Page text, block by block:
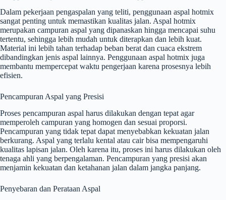
Dalam pekerjaan pengaspalan yang teliti, penggunaan aspal hotmix
sangat penting untuk memastikan kualitas jalan. Aspal hotmix
merupakan campuran aspal yang dipanaskan hingga mencapai suhu
tertentu, sehingga lebih mudah untuk diterapkan dan lebih kuat.
Material ini lebih tahan terhadap beban berat dan cuaca ekstrem
dibandingkan jenis aspal lainnya. Penggunaan aspal hotmix juga
membantu mempercepat waktu pengerjaan karena prosesnya lebih
efisien.
Pencampuran Aspal yang Presisi
Proses pencampuran aspal harus dilakukan dengan tepat agar
memperoleh campuran yang homogen dan sesuai proporsi.
Pencampuran yang tidak tepat dapat menyebabkan kekuatan jalan
berkurang. Aspal yang terlalu kental atau cair bisa mempengaruhi
kualitas lapisan jalan. Oleh karena itu, proses ini harus dilakukan oleh
tenaga ahli yang berpengalaman. Pencampuran yang presisi akan
menjamin kekuatan dan ketahanan jalan dalam jangka panjang.
Penyebaran dan Perataan Aspal